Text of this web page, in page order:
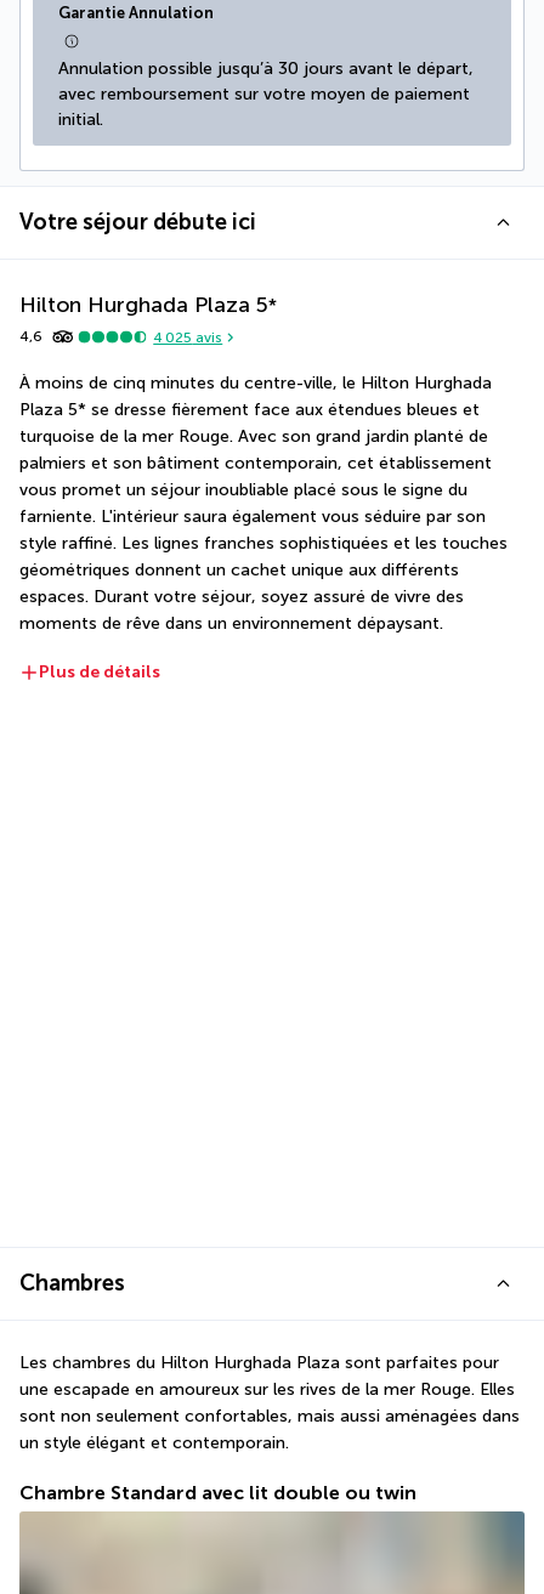
Garantie Annulation
Annulation possible jusqu’à 30 jours avant le départ,
avec remboursement sur votre moyen de paiement
initial.
Votre séjour débute ici
Hilton Hurghada Plaza 5*
4,6 4 025 avis
À moins de cinq minutes du centre-ville, le Hilton Hurghada
Plaza 5* se dresse fièrement face aux étendues bleues et
turquoise de la mer Rouge. Avec son grand jardin planté de
palmiers et son bâtiment contemporain, cet établissement
vous promet un séjour inoubliable placé sous le signe du
farniente. L'intérieur saura également vous séduire par son
style raffiné. Les lignes franches sophistiquées et les touches
géométriques donnent un cachet unique aux différents
espaces. Durant votre séjour, soyez assuré de vivre des
moments de rêve dans un environnement dépaysant.
Plus de détails
Chambres
Les chambres du Hilton Hurghada Plaza sont parfaites pour
une escapade en amoureux sur les rives de la mer Rouge. Elles
sont non seulement confortables, mais aussi aménagées dans
un style élégant et contemporain.
Chambre Standard avec lit double ou twin